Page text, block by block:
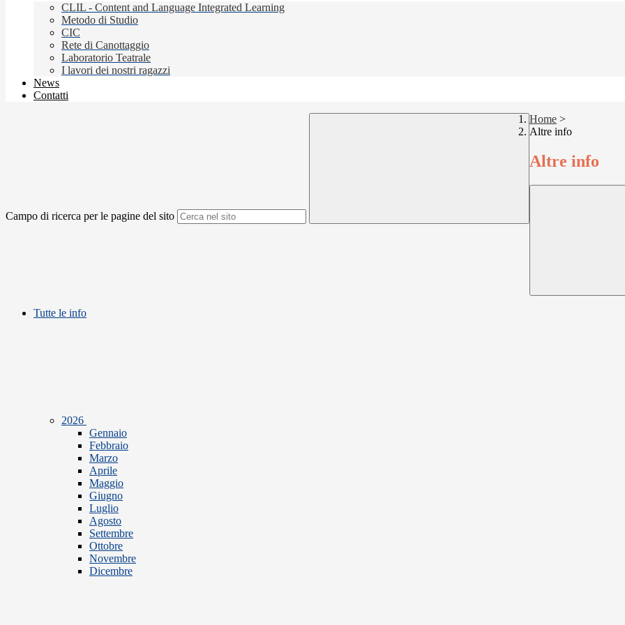
CLIL - Content and Language Integrated Learning
Metodo di Studio
CIC
Rete di Canottaggio
Laboratorio Teatrale
I lavori dei nostri ragazzi
News
Contatti
Campo di ricerca per le pagine del sito
Home >
Altre info
Altre info
Tutte le info
2026
Gennaio
Febbraio
Marzo
Aprile
Maggio
Giugno
Luglio
Agosto
Settembre
Ottobre
Novembre
Dicembre